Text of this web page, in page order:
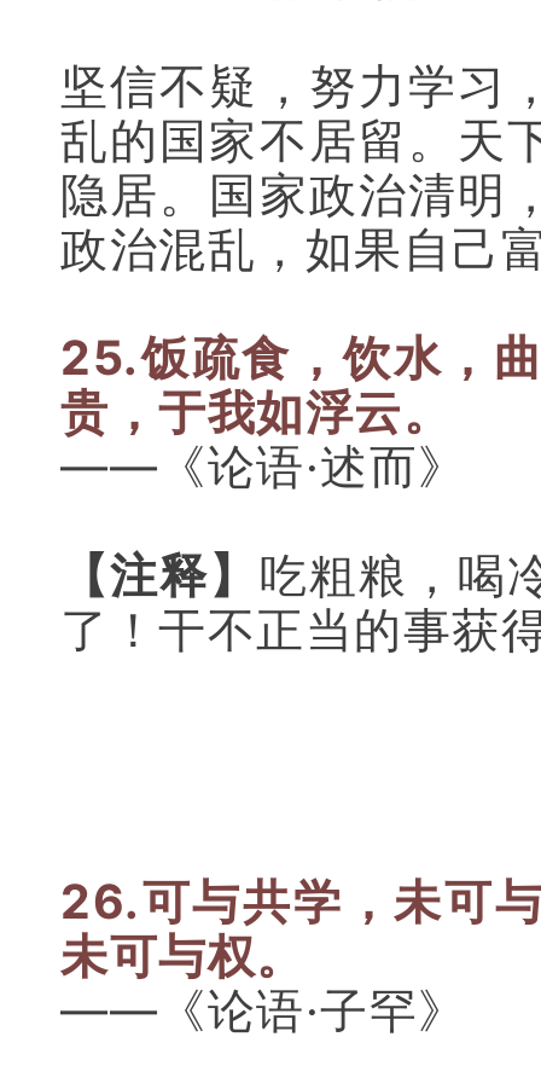
坚信不疑，努力学习
乱的国家不居留。天
隐居。国家政治清明
政治混乱，如果自己
25.饭疏食，饮水，
贵，于我如浮云。
——《论语·述而》
【注释】 吃粗粮，喝
了！干不正当的事获
26.可与共学，未可
未可与权。
——《论语·子罕》